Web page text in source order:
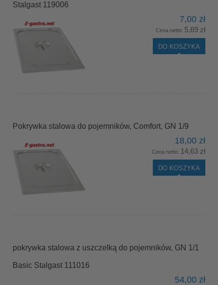
Stalgast 119006
7,00 zł
Cena netto: 5,69 zł
DO KOSZYKA
Pokrywka stalowa do pojemników, Comfort, GN 1/9
18,00 zł
Cena netto: 14,63 zł
DO KOSZYKA
pokrywka stalowa z uszczelką do pojemników, GN 1/1
Basic Stalgast 111016
54,00 zł